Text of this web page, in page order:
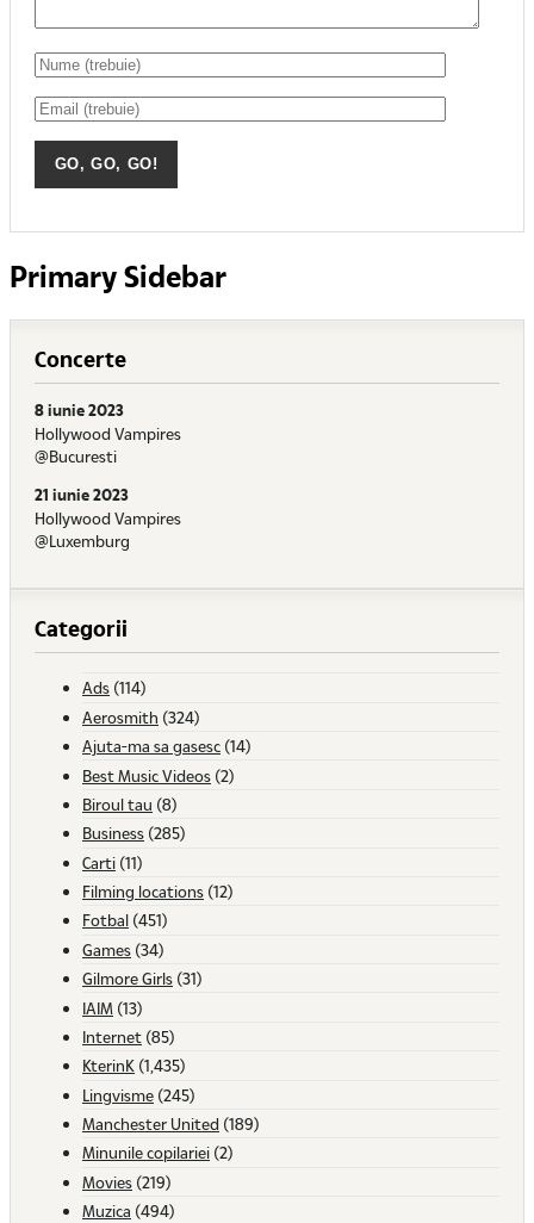
Primary Sidebar
Concerte
8 iunie 2023
Hollywood Vampires
@Bucuresti
21 iunie 2023
Hollywood Vampires
@Luxemburg
Categorii
Ads (114)
Aerosmith (324)
Ajuta-ma sa gasesc (14)
Best Music Videos (2)
Biroul tau (8)
Business (285)
Carti (11)
Filming locations (12)
Fotbal (451)
Games (34)
Gilmore Girls (31)
IAIM (13)
Internet (85)
KterinK (1,435)
Lingvisme (245)
Manchester United (189)
Minunile copilariei (2)
Movies (219)
Muzica (494)